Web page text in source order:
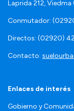
Laprida 212,
Conmutador:
Directos: (02920)
Contacto:
Enlaces de interés
Gobierno y